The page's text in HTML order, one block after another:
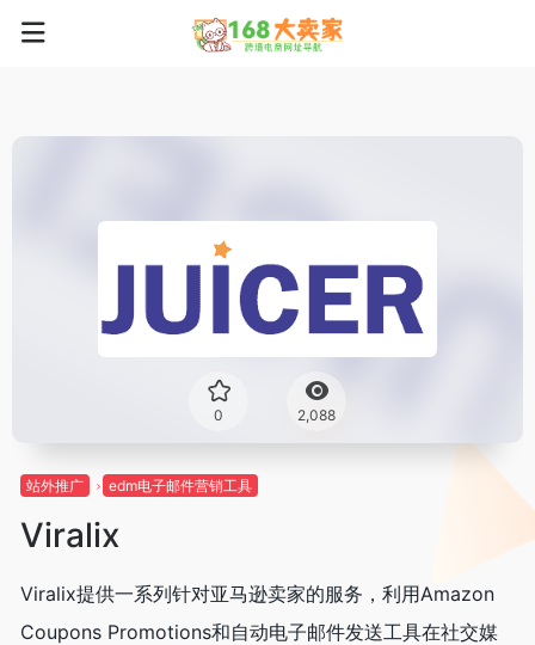
0 2,088
站外推广 edm电子邮件营销工具
Viralix
Viralix提供一系列针对亚马逊卖家的服务，利用Amazon
Coupons Promotions和自动电子邮件发送工具在社交媒